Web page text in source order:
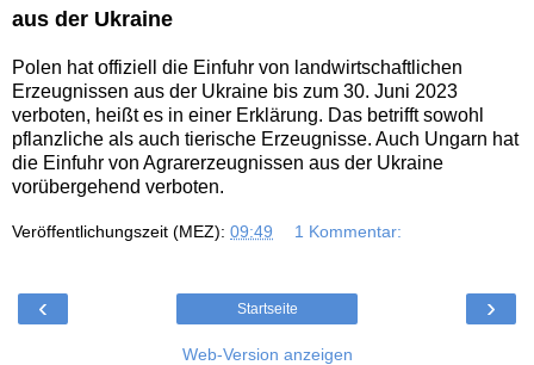
aus der Ukraine
Polen hat offiziell die Einfuhr von landwirtschaftlichen
Erzeugnissen aus der Ukraine bis zum 30. Juni 2023
verboten, heißt es in einer Erklärung. Das betrifft sowohl
pflanzliche als auch tierische Erzeugnisse. Auch Ungarn hat
die Einfuhr von Agrarerzeugnissen aus der Ukraine
vorübergehend verboten.
Veröffentlichungszeit (MEZ): 09:49 1 Kommentar:
‹ ›
Startseite
Web-Version anzeigen